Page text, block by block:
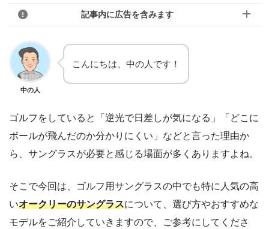
記事内に広告を含みます
中の人
こんにちは、中の人です！
ゴルフをしていると「逆光で日差しが気になる」「どこに
ボールが飛んだのか分かりにくい」などと言った理由か
ら、サングラスが必要と感じる場面が多くありますよね。
そこで今回は、ゴルフ用サングラスの中でも特に人気の高
いオークリーのサングラスについて、選び方やおすすめな
モデルをご紹介していきますので、ご参考にしてくださ